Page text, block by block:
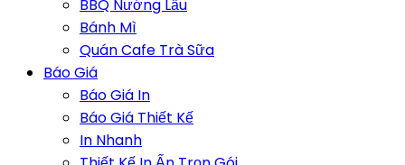
BBQ Nướng Lẩu
Bánh Mì
Quán Cafe Trà Sữa
Báo Giá
Báo Giá In
Báo Giá Thiết Kế
In Nhanh